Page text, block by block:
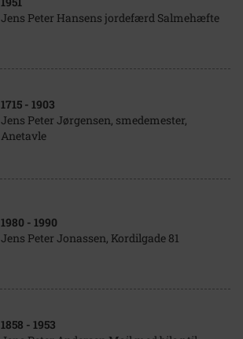
Jens Peter Hansens jordefærd Salmehæfte
1715 - 1903
Jens Peter Jørgensen, smedemester,
Anetavle
1980 - 1990
Jens Peter Jonassen, Kordilgade 81
1858 - 1953